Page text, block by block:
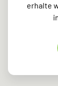
erhalte